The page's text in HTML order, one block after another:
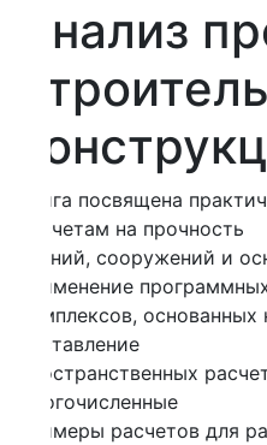
посвящена
на прочность
сооружений и
программных
основанных на
расчетов для